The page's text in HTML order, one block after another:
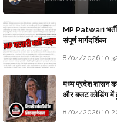
MP Patwari
संपूर्ण मार्गदर्शिका
8/04/2026
मध्य प्रदेश शासन
और बजट कोडिंग में
8/04/2026